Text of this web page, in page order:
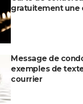
gratuitement une
Message de
exemples de
courrier